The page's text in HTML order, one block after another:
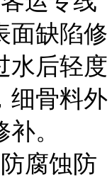
面缺陷修
水后轻度
细骨料外
。
腐蚀防